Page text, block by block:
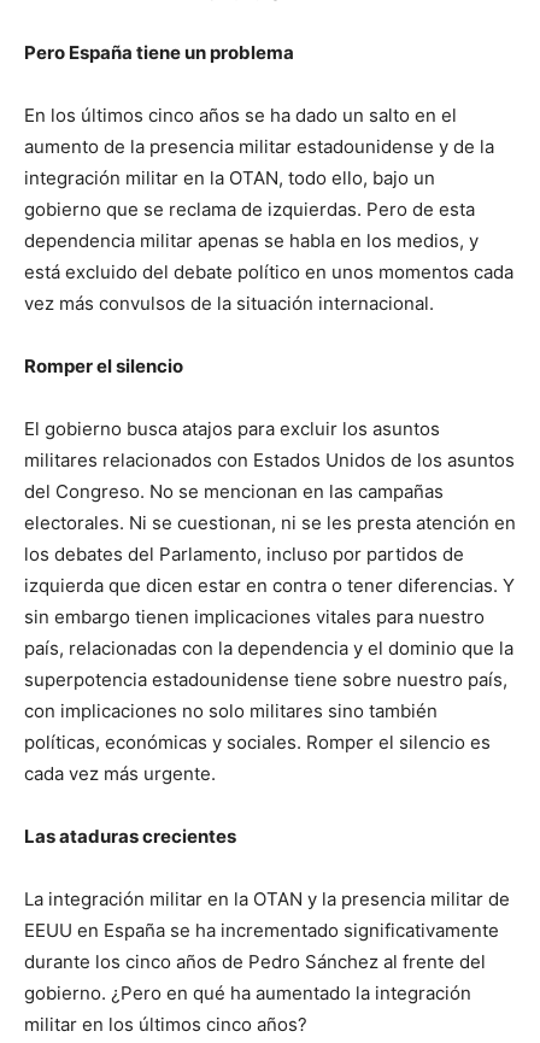
Pero España tiene un problema
En los últimos cinco años se ha dado un salto en el
aumento de la presencia militar estadounidense y de la
integración militar en la OTAN, todo ello, bajo un
gobierno que se reclama de izquierdas. Pero de esta
dependencia militar apenas se habla en los medios, y
está excluido del debate político en unos momentos cada
vez más convulsos de la situación internacional.
Romper el silencio
El gobierno busca atajos para excluir los asuntos
militares relacionados con Estados Unidos de los asuntos
del Congreso. No se mencionan en las campañas
electorales. Ni se cuestionan, ni se les presta atención en
los debates del Parlamento, incluso por partidos de
izquierda que dicen estar en contra o tener diferencias. Y
sin embargo tienen implicaciones vitales para nuestro
país, relacionadas con la dependencia y el dominio que la
superpotencia estadounidense tiene sobre nuestro país,
con implicaciones no solo militares sino también
políticas, económicas y sociales. Romper el silencio es
cada vez más urgente.
Las ataduras crecientes
La integración militar en la OTAN y la presencia militar de
EEUU en España se ha incrementado significativamente
durante los cinco años de Pedro Sánchez al frente del
gobierno. ¿Pero en qué ha aumentado la integración
militar en los últimos cinco años?